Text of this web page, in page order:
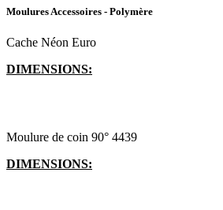
Moulures Accessoires - Polymère
Cache Néon Euro
DIMENSIONS:
Moulure de coin 90° 4439
DIMENSIONS: